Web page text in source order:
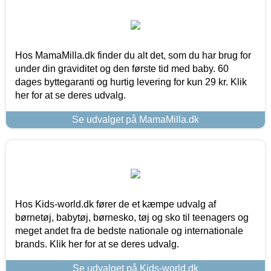
Hos MamaMilla.dk finder du alt det, som du har brug for
under din graviditet og den første tid med baby. 60
dages byttegaranti og hurtig levering for kun 29 kr. Klik
her for at se deres udvalg.
Se udvalget på MamaMilla.dk
Hos Kids-world.dk fører de et kæmpe udvalg af
børnetøj, babytøj, børnesko, tøj og sko til teenagers og
meget andet fra de bedste nationale og internationale
brands. Klik her for at se deres udvalg.
Se udvalget på Kids-world.dk